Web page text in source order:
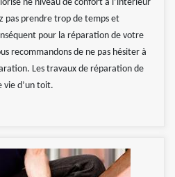
ne niveau de confort à l’intérieur
pas prendre trop de temps et
pour la réparation de votre
recommandons de ne pas hésiter à
Les travaux de réparation de
d’un toit.